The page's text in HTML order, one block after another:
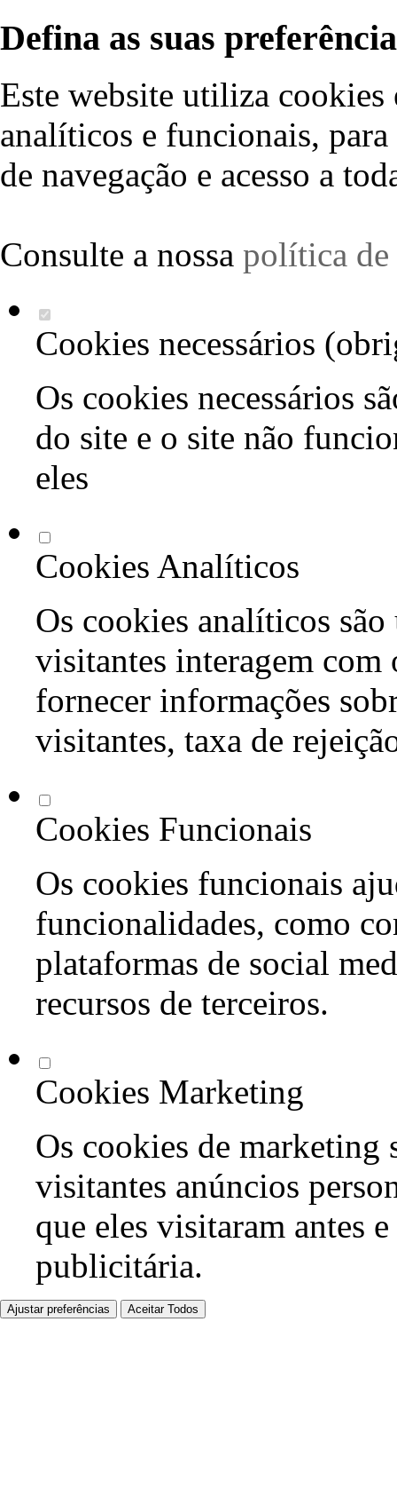
Defina as suas
Este website utiliza cookies
analíticos e funcionais,
de navegação e acesso a
Consulte a nossa política de
Cookies necessários
Os cookies necessários
do site e o site não
eles
Cookies Analíticos
Os cookies analíticos são
visitantes interagem com
fornecer informações
visitantes, taxa de
Cookies Funcionais
Os cookies funcionais
funcionalidades, como
plataformas de social
recursos de terceiros.
Cookies Marketing
Os cookies de marketing
visitantes anúncios
que eles visitaram antes
publicitária.
Ajustar preferências Aceitar Todos